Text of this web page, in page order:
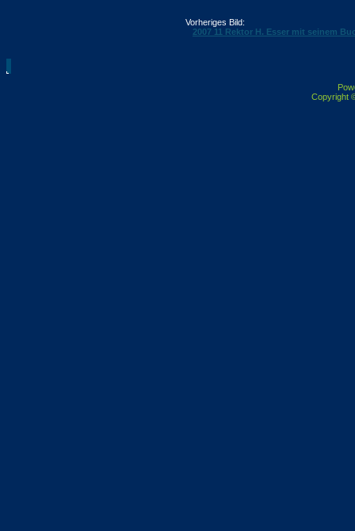
Vorheriges Bild:
2007 11 Rektor H. Esser mit seinem
Copyright